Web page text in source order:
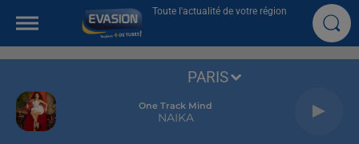
Toute l'actualité de votre région
One Track Mind
NAIKA
PARIS